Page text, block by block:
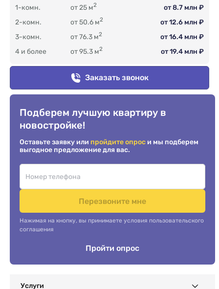
1-комн.
от 25 м2
от 8.7 млн ₽
2-комн.
от 50.6 м2
от 12.6 млн ₽
3-комн.
от 76.3 м2
от 16.4 млн ₽
4 и более
от 95.3 м2 от 19.4 млн ₽
Заказать звонок
Подберем лучшую квартиру в
новостройке!
Оставьте заявку или пройдите опрос и мы подберем
выгодное предложение для вас.
Перезвоните мне
Нажимая на кнопку, вы принимаете условия пользовательского
соглашения
Пройти опрос
Услуги